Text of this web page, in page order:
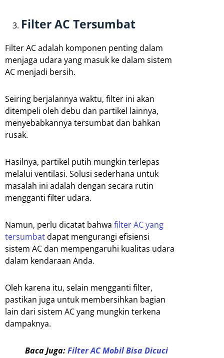
Filter AC Tersumbat
Filter AC adalah komponen penting dalam
menjaga udara yang masuk ke dalam sistem
AC menjadi bersih.
Seiring berjalannya waktu, filter ini akan
ditempeli oleh debu dan partikel lainnya,
menyebabkannya tersumbat dan bahkan
rusak.
Hasilnya, partikel putih mungkin terlepas
melalui ventilasi. Solusi sederhana untuk
masalah ini adalah dengan secara rutin
mengganti filter udara.
Namun, perlu dicatat bahwa filter AC yang
tersumbatdapat mengurangi efisiensi
sistem AC dan mempengaruhi kualitas udara
dalam kendaraan Anda.
Oleh karena itu, selain mengganti filter,
pastikan juga untuk membersihkan bagian
lain dari sistem AC yang mungkin terkena
dampaknya.
Baca Juga:Filter AC Mobil Bisa Dicuci